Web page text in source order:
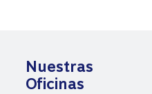
Nuestras
Oficinas